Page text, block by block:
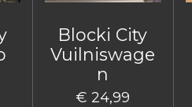
Blocki City
Vuilniswage
n
€ 24,99